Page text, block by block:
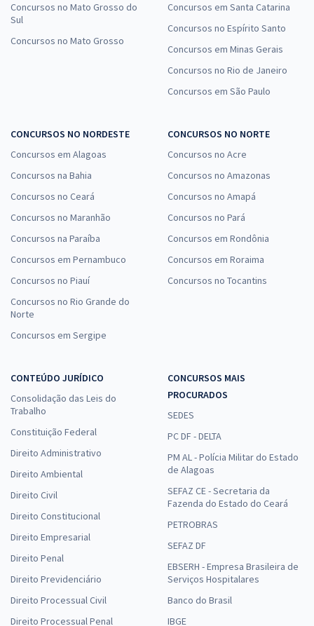
Concursos no Mato Grosso do
Sul
Concursos no Mato Grosso
Concursos em Santa Catarina
Concursos no Espírito Santo
Concursos em Minas Gerais
Concursos no Rio de Janeiro
Concursos em São Paulo
CONCURSOS NO NORDESTE
Concursos em Alagoas
Concursos na Bahia
Concursos no Ceará
Concursos no Maranhão
Concursos na Paraíba
Concursos em Pernambuco
Concursos no Piauí
Concursos no Rio Grande do
Norte
Concursos em Sergipe
CONCURSOS NO NORTE
Concursos no Acre
Concursos no Amazonas
Concursos no Amapá
Concursos no Pará
Concursos em Rondônia
Concursos em Roraima
Concursos no Tocantins
CONTEÚDO JURÍDICO
Consolidação das Leis do
Trabalho
Constituição Federal
Direito Administrativo
Direito Ambiental
Direito Civil
Direito Constitucional
Direito Empresarial
Direito Penal
Direito Previdenciário
Direito Processual Civil
Direito Processual Penal
CONCURSOS MAIS
PROCURADOS
SEDES
PC DF - DELTA
PM AL - Polícia Militar do Estado
de Alagoas
SEFAZ CE - Secretaria da
Fazenda do Estado do Ceará
PETROBRAS
SEFAZ DF
EBSERH - Empresa Brasileira de
Serviços Hospitalares
Banco do Brasil
IBGE